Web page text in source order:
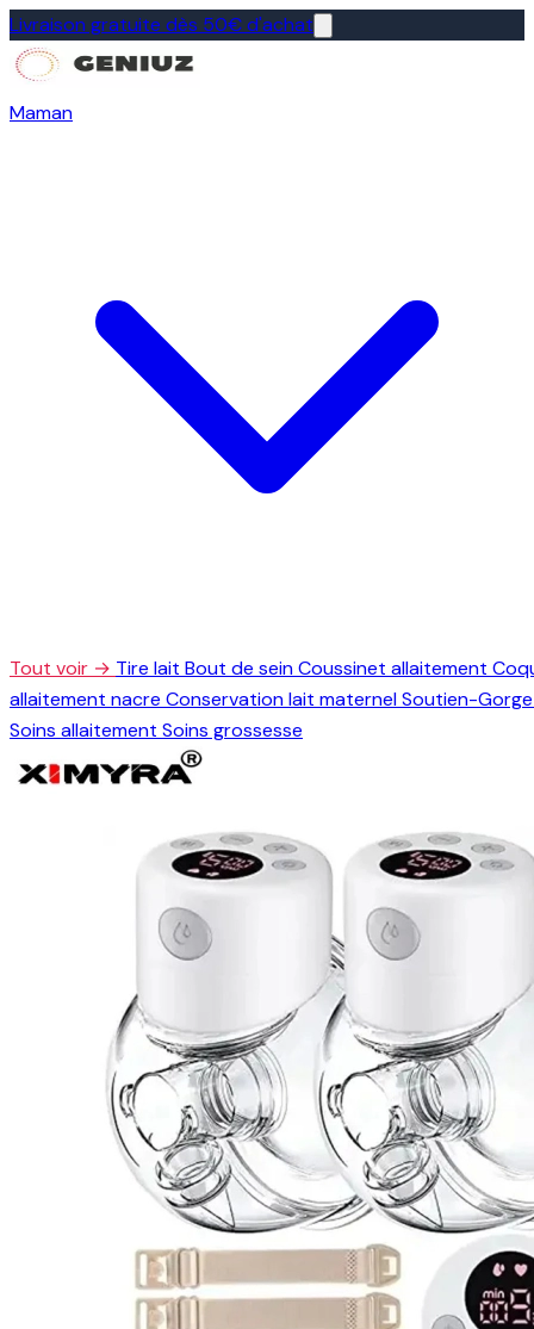
Livraison gratuite dès 50€ d'achat
Maman
Tout voir → Tire lait Bout de seinCoussinet allaitement
allaitement nacre Conservation lait maternelSoutien-
Soins allaitement Soins grossesse